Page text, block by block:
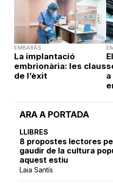
ARA A PORTADA
LLIBRES
8 propostes lectores
gaudir de la cultura
aquest estiu
Laia Santís
EMBARÀS
La implantació
embrionària: les claus
de l’èxit